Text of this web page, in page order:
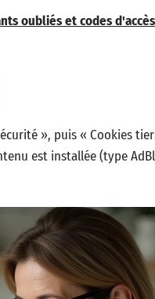
oubliés et codes d'accès
», puis « Cookies
est installée (type